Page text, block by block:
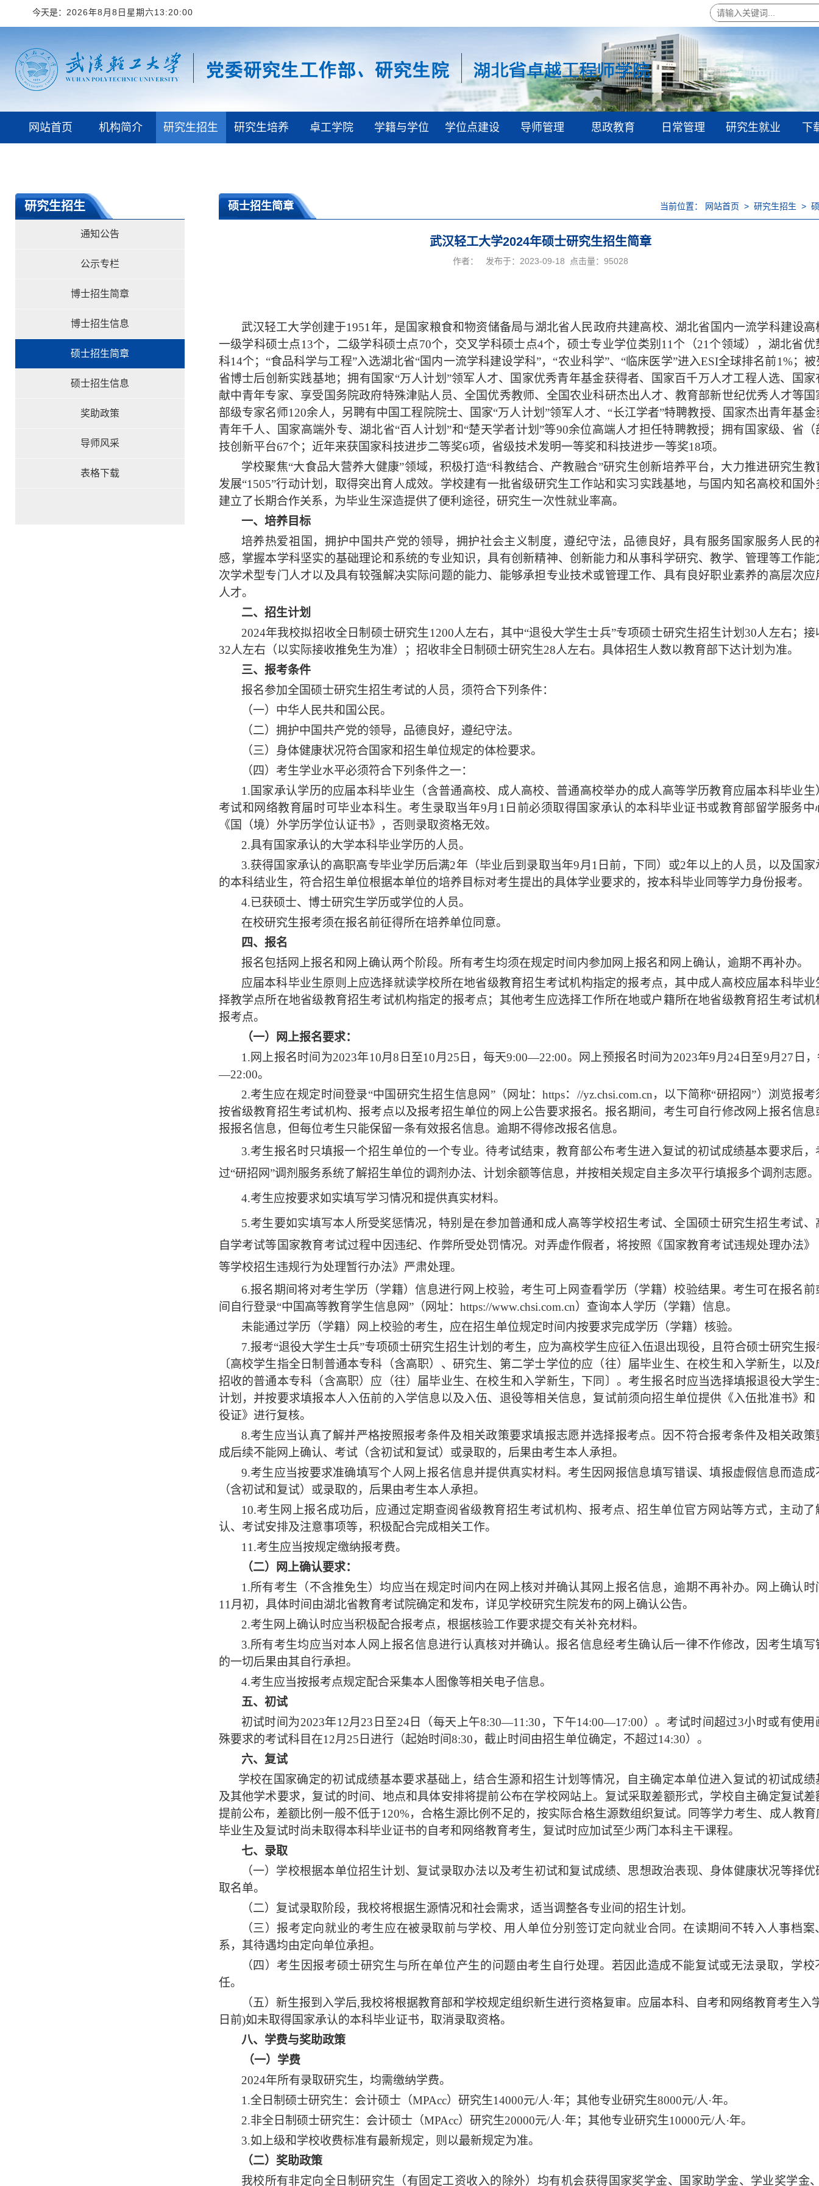
今天是： 2026年8月8日星期六13:20:01
网站首页 机构简介 研究生招生 研究生培养 卓工学院 学籍与学位 学位点建设 导师管理 思政教育 日常管理 研究生就业
研究生招生
通知公告
公示专栏
博士招生简章
博士招生信息
硕士招生简章
硕士招生信息
奖助政策
导师风采
表格下载
硕士招生简章 当前位置： 网站首页 > 研究生招生 >
武汉轻工大学2024年硕士研究生招生简章
作者： 发布于：2023-09-18 点击量： 95028
武汉轻工大学创建于1951年，是国家粮食和物资储备局与湖北省人民政府共建高校、湖北省国内一流学科建设高
一级学科硕士点13个，二级学科硕士点70个，交叉学科硕士点4个，硕士专业学位类别11个（21个领域），湖北省优
科14个；“食品科学与工程”入选湖北省“国内一流学科建设学科”，“农业科学”、“临床医学”进入ESI全球排名前1%；
省博士后创新实践基地；拥有国家“万人计划”领军人才、国家优秀青年基金获得者、国家百千万人才工程人选、国家
献中青年专家、享受国务院政府特殊津贴人员、全国优秀教师、全国农业科研杰出人才、教育部新世纪优秀人才等国
部级专家名师120余人，另聘有中国工程院院士、国家“万人计划”领军人才、“长江学者”特聘教授、国家杰出青年基
青年千人、国家高端外专、湖北省“百人计划”和“楚天学者计划”等90余位高端人才担任特聘教授；拥有国家级、省（
技创新平台67个；近年来获国家科技进步二等奖6项，省级技术发明一等奖和科技进步一等奖18项。
学校聚焦“大食品大营养大健康”领域，积极打造“科教结合、产教融合”研究生创新培养平台，大力推进研究生教
发展“1505”行动计划，取得突出育人成效。学校建有一批省级研究生工作站和实习实践基地，与国内知名高校和国外
建立了长期合作关系，为毕业生深造提供了便利途径，研究生一次性就业率高。
一、培养目标
培养热爱祖国，拥护中国共产党的领导，拥护社会主义制度，遵纪守法，品德良好，具有服务国家服务人民的
感，掌握本学科坚实的基础理论和系统的专业知识，具有创新精神、创新能力和从事科学研究、教学、管理等工作能
次学术型专门人才以及具有较强解决实际问题的能力、能够承担专业技术或管理工作、具有良好职业素养的高层次应
人才。
二、招生计划
2024年我校拟招收全日制 硕士研究生1200人左右 ，其中“退役大学生士兵”专项硕士研究生招生计划 30人左右；接
32人左右（以实际接收推免生为准） ； 招收非全日制硕士研究生28人左右。具体招生人数以教育部下达计划为准。
三、报考条件
报名参加全国硕士研究生招生考试的人员，须符合下列条件：
（一）中华人民共和国公民。
（二）拥护中国共产党的领导，品德良好，遵纪守法。
（三）身体健康状况符合国家和招生单位规定的体检要求。
（四）考生学业水平必须符合下列条件之一：
1. 国家承认学历的应届本科毕业生（含普通高校、成人高校、普通高校举办的成人高等学历教育应届本科毕业生
考试和网络教育届时可毕业本科生。考生录取当年9月1日前必须取得国家承认的本科毕业证书或教育部留学服务中
《国（境）外学历学位认证书》，否则录取资格无效。
2.具有国家承认的大学本科毕业学历的人员。
3.获得国家承认的高职高专毕业学历后满2年（毕业后到录取当年9月1日 前 ，下同）或2年以上的人员 ，以及国
的本科结业生，符合招生单位根据本单位的培养目标对考生提出的具体学业要求的，按本科毕业同等学力身份报考。
4.已获硕士、 博士研究生学历或学位的人员。
在校研究生报考须在报名前征得所在培养单位同意。
四、报名
报名包括网上报名和网上确认两个阶段。所有考生均须在规定时间内参加网上报名和网上确认，逾期不再补办。
应届本科毕业生原则上应选择就读学校所在地省级教育招生考试机构指定的报考点，其中成人高校应届本科毕业
择教学点所在地省级教育招生考试机构指定的报考点；其他考生应选择工作所在地或户籍所在地省级教育招生考试机
报考点。
（一）网上报名要求：
1.网上报名时间为2023年10月8日至10月25日，每天9:00—22:00。网上预报名时间为2023年9月24日至9月27日
—22:00。
2.考生应在规定时间登录“中国研究生招生信息网”（网址：https：//yz.chsi.com.cn，以下简称“研招网”）浏览报
按省级教育招生考试机构、报考点以及报考招生单位的网上公告要求报名。报名期间，考生可自行修改网上报名信息
报报名信息，但每位考生只能保留一条有效报名信息。逾期不得修改报名信息。
3.考生报名时只填报一个招生单位的一个专业。待考试结束，教育部公布考生进入复试的初试成绩基本要求后，
过“研招网”调剂服务系统了解招生单位的调剂办法、计划余额等信息，并按相关规定自主多次平行填报多个调剂志愿。
4.考生应按要求如实填写学习情况和提供真实材料。
5.考生要如实填写本人所受奖惩情况，特别是在参加普通和成人高等学校招生考试、全国硕士研究生招生考试、
自学考试等国家教育考试过程中因违纪、作弊所受处罚情况。对弄虚作假者，将按照《国家教育考试违规处理办法》
等学校招生违规行为处理暂行办法》严肃处理。
6.报名期间将对考生学历（学籍）信息进行网上校验，考生可上网查看学历（学籍）校验结果。考生可在报名前
间自行登录“中国高等教育学生信息网”（网址：https://www.chsi.com.cn）查询本人学历（学籍）信息。
未能通过学历（学籍）网上校验的考生，应在招生单位规定时间内按要求完成学历（学籍）核验。
7.报考“退役大学生士兵”专项硕士研究生招生计划的考生，应为高校学生应征入伍退出现役，且符合硕士研究生
〔高校学生指全日制普通本专科（含高职）、研究生、第二学士学位的应（往）届毕业生、在校生和入学新生，以
招收的普通本专科（含高职）应（往）届毕业生、在校生和入学新生，下同〕。考生报名时应当选择填报退役大学生
计划，并按要求填报本人入伍前的入学信息以及入伍、退役等相关信息，复试前须向招生单位提供《入伍批准书》和
役证》进行复核。
8.考生应当认真了解并严格按照报考条件及相关政策要求填报志愿并选择报考点。因不符合报考条件及相关政策
成后续不能网上确认、考试（含初试和复试）或录取的，后果由考生本人承担。
9.考生应当按要求准确填写个人网上报名信息并提供真实材料。考生因网报信息填写错误、填报虚假信息而造成
（含初试和复试）或录取的，后果由考生本人承担。
10.考生网上报名成功后，应通过定期查阅省级教育招生考试机构、报考点、招生单位官方网站等方式，主动了
认、考试安排及注意事项等，积极配合完成相关工作。
11.考生应当按规定缴纳报考费。
（二）网上确认要求：
1.所有考生（不含推免生）均应当在规定时间内在网上核对并确认其网上报名信息，逾期不再补办。网上确认时
11月初，具体时间由湖北省教育考试院确定和发布，详见学校研究生院发布的网上确认公告。
2.考生网上确认时应当积极配合报考点，根据核验工作要求提交有关补充材料。
3.所有考生均应当对本人网上报名信息进行认真核对并确认。报名信息经考生确认后一律不作修改，因考生填写
的一切后果由其自行承担。
4.考生应当按报考点规定配合采集本人图像等相关电子信息。
五、初试
初试时间为2023年12月23日至24日（每天上午8:30—11:30，下午14:00—17:00）。考试时间超过3小时或有使用
殊要求的考试科目在12月25日进行（起始时间8:30，截止时间由招生单位确定，不超过14:30）。
六、复试
学校在国家确定的初试成绩基本要求基础上，结合生源和招生计划等情况，自主确定本单位进入复试的初试成绩
及其他学术要求，复试的时间、地点和具体安排将提前公布在学校网站上。复试采取差额形式，学校自主确定复试差
提前公布，差额比例一般不低于120%，合格生源比例不足的，按实际合格生源数组织复试。同等学力考生、 成人教
毕业生及复试时尚未取得本科毕业证书的自考和网络教育考生， 复试时应加试至少两门本科主干课程。
七、录取
（一）学校根据本单位招生计划、复试录取办法以及考生初试和复试成绩、思想政治表现、身体健康状况等择优
取名单。
（二）复试录取阶段，我校将根据生源情况和社会需求，适当调整各专业间的招生计划。
（三）报考定向就业的考生应在被录取前与学校、用人单位分别签订定向就业合同。在读期间不转入人事档案
系，其待遇均由定向单位承担。
（四）考生因报考硕士研究生与所在单位产生的问题由考生自行处理。若因此造成不能复试或无法录取，学校
任。
（五）新生报到入学后,我校将根据教育部和学校规定组织新生进行资格复审。应届本科、自考和网络教育考生入
日前)如未取得国家承认的本科毕业证书，取消录取资格。
八、学费与奖助政策
（一）学费
2024年所有录取研究生，均需缴纳学费。
1.全日制硕士研究生：会计硕士（MPAcc）研究生14000元/人·年；其他专业研究生8000元/人·年。
2.非全日制硕士研究生：会计硕士（MPAcc）研究生20000元/人·年；其他专业研究生10000元/人·年。
3.如上级和学校收费标准有最新规定，则以最新规定为准。
（二）奖助政策
我校所有非定向全日制研究生（有固定工资收入的除外）均有机会获得国家奖学金、国家助学金、学业奖学金